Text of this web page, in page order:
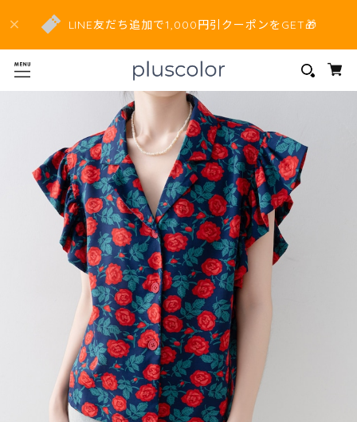
LINE友だち追加で1,000円引クーポンをGET🎁